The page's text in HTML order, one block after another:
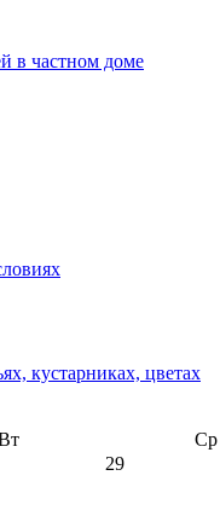
в частном доме
кустарниках, цветах
Ср
29